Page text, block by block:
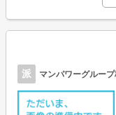
派 マンパワーグルー